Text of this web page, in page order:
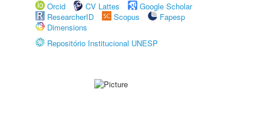
Orcid
CV Lattes
Google Scholar
ResearcherID
Scopus
Fapesp
Dimensions
Repositório Institucional UNESP